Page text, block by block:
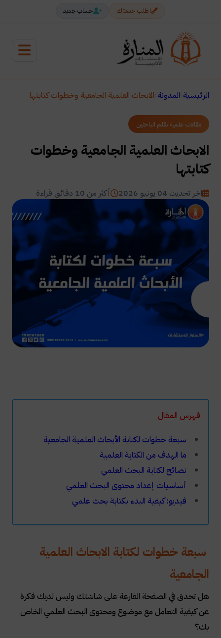
اطلب خدمتك حساب جديد
الرئيسية المدونة الابحاث العلمية الجامعية وخطوات كتابتها
مقالات علمية بقلم الباحثين
الابحاث العلمية الجامعية وخطوات
كتابتها
اخر تحديث 04 يونيو 2026 أكثر من 10 دقائق قراءة
فهرس المقال
سبعة خطوات لكتابة الأبحاث العلمية الجامعية
ما الهدف من الكتابة العلمية
نصائح لكتابة البحث العلمي
أساسيات إعداد محتوى البحث العلمي
فيديو: كيفية البدء بكتابة بحث علمي
سبعة خطوات لكتابة الابحاث العلمية
الجامعية
هل تحدق في الصفحة الفارغة على شاشتك وليس لديك فكرة
عن كيفية التعامل مع موضوع ومحتوى البحث العلمي الخاص
بك؟